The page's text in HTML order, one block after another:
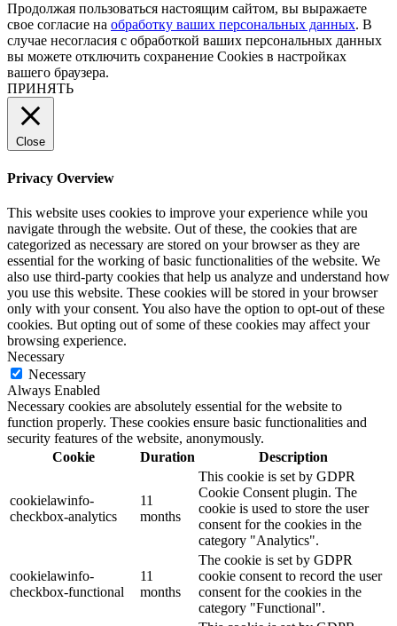
Продолжая пользоваться настоящим сайтом, вы выражаете
свое согласие на обработку ваших персональных данных. В
случае несогласия с обработкой ваших персональных данных
вы можете отключить сохранение Cookies в настройках
вашего браузера.
ПРИНЯТЬ
Close
Privacy Overview
This website uses cookies to improve your experience while you
navigate through the website. Out of these, the cookies that are
categorized as necessary are stored on your browser as they are
essential for the working of basic functionalities of the website. We
also use third-party cookies that help us analyze and understand how
you use this website. These cookies will be stored in your browser
only with your consent. You also have the option to opt-out of these
cookies. But opting out of some of these cookies may affect your
browsing experience.
Necessary
Necessary
Always Enabled
Necessary cookies are absolutely essential for the website to
function properly. These cookies ensure basic functionalities and
security features of the website, anonymously.
Cookie
Duration Description
cookielawinfo-
checkbox-analytics
11
months
This cookie is set by GDPR
Cookie Consent plugin. The
cookie is used to store the user
consent for the cookies in the
category "Analytics".
cookielawinfo-
checkbox-functional
11
months
The cookie is set by GDPR
cookie consent to record the user
consent for the cookies in the
category "Functional".